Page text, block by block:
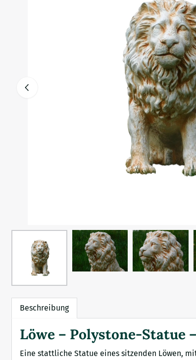
Beschreibung
Löwe – Polystone-Statue
Eine stattliche Statue eines sitzenden Löwen,